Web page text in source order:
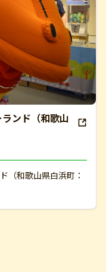
ンド（和歌山
（和歌山県白浜町：